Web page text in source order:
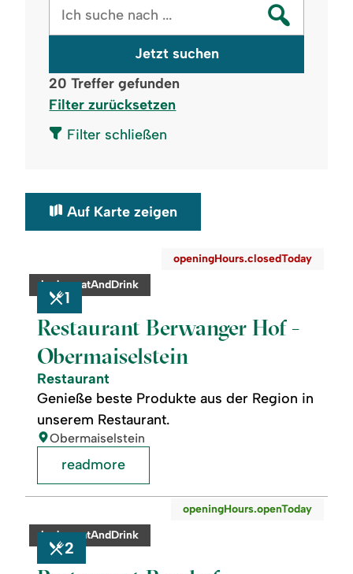
Jetzt suchen
20 Treffer gefunden
Filter zurücksetzen
Filter schließen
Auf Karte zeigen
category:
badge.eatAndDrink
openingHours.closedToday
1
Restaurant Berwanger Hof -
Obermaiselstein
Restaurant
Genieße beste Produkte aus der Region in
unserem Restaurant.
location:
Obermaiselstein
readmore:
Berwanger
Hof
Obermaiselstein
readmore
category:
badge.eatAndDrink
openingHours.openToday
2
readmore:
Berghof
Schwarzenberg
Obermaiselstein